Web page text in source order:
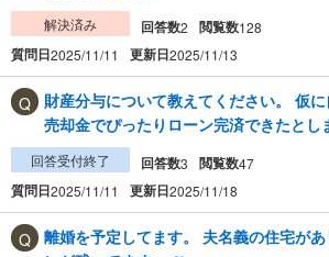
解決済み 回答数2 閲覧数128
質問日2025/11/11 更新日2025/11/13
財産分与について教えてください。 仮
売却金でぴったりローン完済できたとし
回答受付終了 回答数3 閲覧数47
質問日2025/11/11 更新日2025/11/18
離婚を予定してます。 夫名義の住宅が